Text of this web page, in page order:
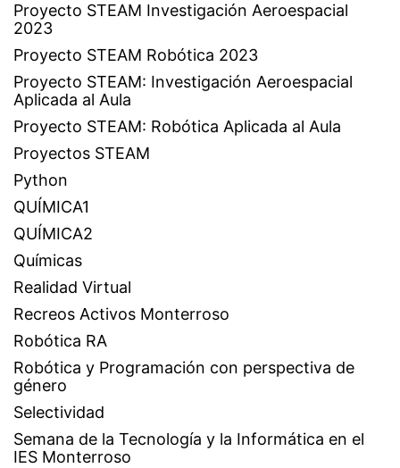
Proyecto STEAM Investigación Aeroespacial
2023
Proyecto STEAM Robótica 2023
Proyecto STEAM: Investigación Aeroespacial
Aplicada al Aula
Proyecto STEAM: Robótica Aplicada al Aula
Proyectos STEAM
Python
QUÍMICA1
QUÍMICA2
Químicas
Realidad Virtual
Recreos Activos Monterroso
Robótica RA
Robótica y Programación con perspectiva de
género
Selectividad
Semana de la Tecnología y la Informática en el
IES Monterroso